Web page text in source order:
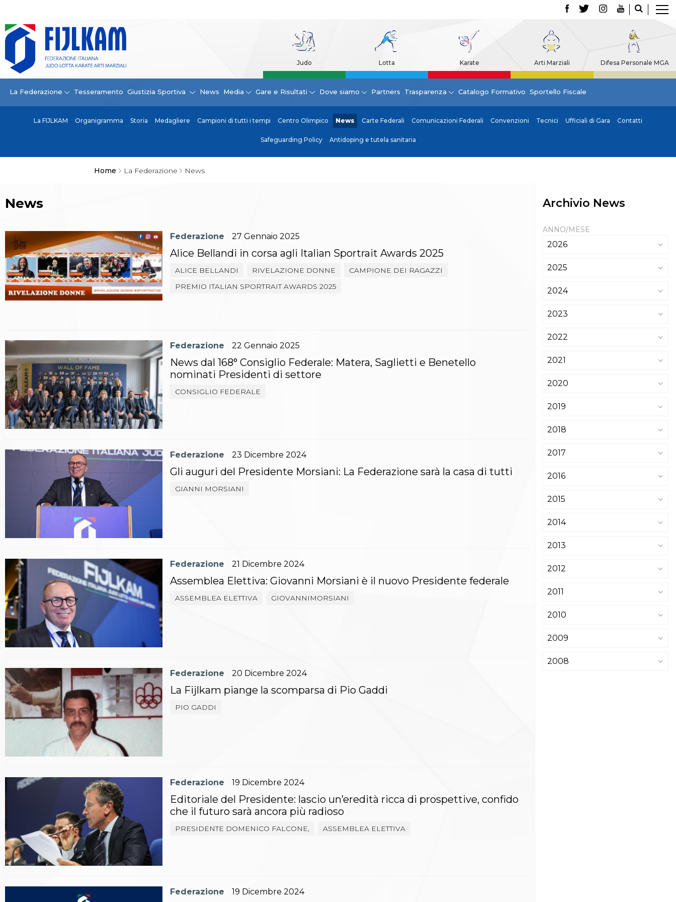
Judo Lotta Karate Arti Marziali Difesa Personale MGA
La Federazione Tesseramento Giustizia Sportiva News Media Gare e Risultati Dove siamo Partners Trasparenza Catalogo Formativo Sportello Fiscale
La FIJLKAM Organigramma Storia Medagliere Campioni di tutti i tempi Centro Olimpico News Carte Federali Comunicazioni Federali Convenzioni Tecnici Ufficiali di Gara Contatti
Safeguarding Policy Antidoping e tutela sanitaria
Home La Federazione News
La Federazione
La FIJLKAM
Organigramma
Storia
Campioni di tutti i tempi
News
Convenzioni
Contatti
Safeguarding Policy
Polizza Assicurativa
Classifica Società Sportive con più di 100 atleti
tesserati
Azzurri
Giustizia Sportiva
Protocollo udienze in videoconferenza
Documenti e Modulistica
Sentenze Tribunale Federale
Sentenze Corte Sportiva e Federale di Appello
Sentenze di 1° Grado
Sentenze CAF
Sentenze Tribunale Nazionale Arbitrato per lo
Sport
Dispositivi Tribunale Federale
Dispositivi Corte Sportiva e Federale di Appello
Archivio eventi
Comitati Regionali
Società
La Federazione
Cerca Società Sportive
Media
Rassegna stampa
Libreria FIJLKAM
Athlon.net
Rivista ATHLON
Galleria Fotografica
Video
Partners
Trasparenza
FIJLKAM trasparente
Amministrazione
Gare d’Appalto
Whistleblowing
Judo
La disciplina
News
Attività Didattica
Gare e Risultati
Albi Federali
Arbitri
La disciplina
News
Gare e Risultati
Attività Didattica
Albi Federali
Karate
La disciplina
News
Gare e Risultati
Albi Federali
News
Federazione 27 Gennaio 2025
Alice Bellandi in corsa agli Italian Sportrait Awards 2025
ALICE BELLANDI RIVELAZIONE DONNE
CAMPIONE DEI RAGAZZI
PREMIO ITALIAN SPORTRAIT AWARDS 2025
Federazione 22 Gennaio 2025
News dal 168° Consiglio Federale: Matera, Saglietti e Benetello
nominati Presidenti di settore
CONSIGLIO FEDERALE
Federazione 23 Dicembre 2024
Gli auguri del Presidente Morsiani: La Federazione sarà la casa di tutti
GIANNI MORSIANI
Federazione 21 Dicembre 2024
Assemblea Elettiva: Giovanni Morsiani è il nuovo Presidente federale
ASSEMBLEA ELETTIVA GIOVANNIMORSIANI
Federazione 20 Dicembre 2024
La Fijlkam piange la scomparsa di Pio Gaddi
PIO GADDI
Federazione 19 Dicembre 2024
Editoriale del Presidente: lascio un’eredità ricca di prospettive, confido
che il futuro sarà ancora più radioso
PRESIDENTE DOMENICO FALCONE, ASSEMBLEA ELETTIVA
Federazione 19 Dicembre 2024
Archivio News
ANNO/MESE
2026
2025
2024
2023
2022
2021
2020
2019
2018
2017
2016
2015
2014
2013
2012
2011
2010
2009
2008